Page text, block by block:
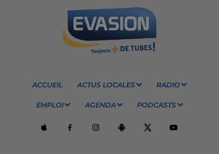
ACCUEIL ACTUS LOCALES RADIO
EMPLOI AGENDA PODCASTS